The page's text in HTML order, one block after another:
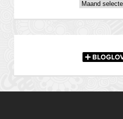
Archieven